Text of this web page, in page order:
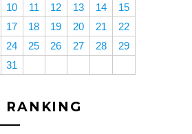
10 11 12 13 14
15
17 18 19 20 21
22
24 25 26 27 28
29
31
RANKING